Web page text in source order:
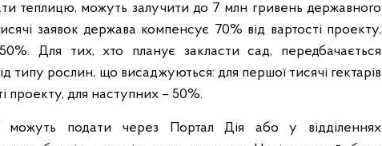
теплицю, можуть залучити до 7 млн гривень державного
заявок держава компенсує 70% від вартості проекту,
Для тих, хто планує закласти сад, передбачається
типу рослин, що висаджуються: для першої тисячі гектарів
проекту, для наступних – 50%.
можуть подати через Портал Дія або у відділеннях